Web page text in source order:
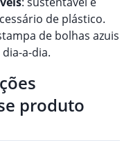
de plástico.
de bolhas azuis
a-dia.
produto